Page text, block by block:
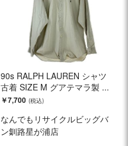
90s RALPH LAUREN シャツ
古着 SIZE M グアテマラ製 ...
￥7,700
なんでもリサイクルビッグバ
ン釧路星が浦店